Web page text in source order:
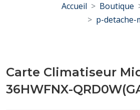
Accueil Boutique
p-detache-
Carte Climatiseur
36HWFNX-